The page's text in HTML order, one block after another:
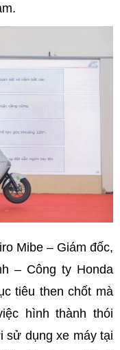
Mibe – Giám đốc,
– Công ty Honda
tiêu then chốt mà
hình thành thói
sử dụng xe máy tại